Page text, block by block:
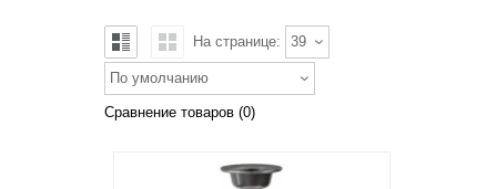
На странице: 39
По умолчанию
Сравнение товаров (0)